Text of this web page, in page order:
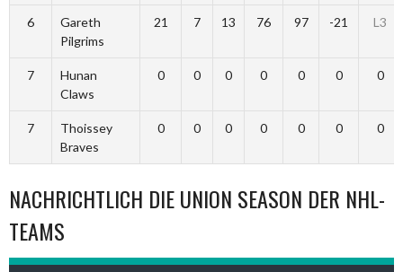
6
Gareth
Pilgrims
21 7 13 76 97 -21 L3
7
Hunan
Claws
0 0 0 0 0 0 0
7
Thoissey
Braves
0 0 0 0 0 0 0
NACHRICHTLICH DIE UNION SEASON DER NHL-
TEAMS